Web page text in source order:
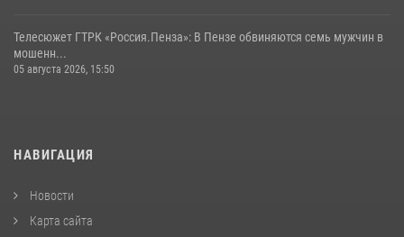
Телесюжет ГТРК «Россия.Пенза»: В Пензе обвиняются семь мужчин в
мошенн...
05 августа 2026, 15:50
НАВИГАЦИЯ
Новости
Карта сайта